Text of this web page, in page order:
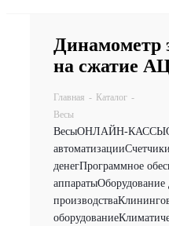
Динамометр
на сжатие
Главная - Каталог -
Весы
ВесыОНЛАЙН-КАССЫ
автоматизации
денегПрограммное
аппаратыОборудование
производства
оборудование